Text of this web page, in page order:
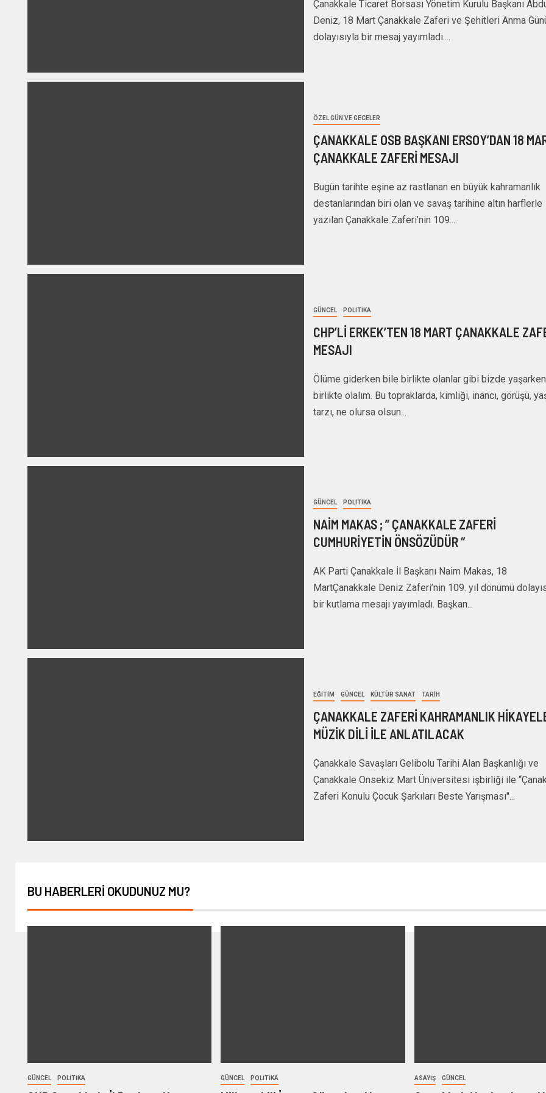
Çanakkale Ticaret Borsası Yönetim Kurulu Başkanı
Deniz, 18 Mart Çanakkale Zaferi ve Şehitleri Anma
dolayısıyla bir mesaj yayımladı....
ÖZEL GÜN VE GECELER
ÇANAKKALE OSB BAŞKANI ERSOY’DAN 18
ÇANAKKALE ZAFERİ MESAJI
Bugün tarihte eşine az rastlanan en büyük kahramanlık
destanlarından biri olan ve savaş tarihine altın harflerle
yazılan Çanakkale Zaferi’nin 109....
GÜNCEL POLITIKA
CHP’Lİ ERKEK’TEN 18 MART ÇANAKKALE
MESAJI
Ölüme giderken bile birlikte olanlar gibi bizde yaşarken
birlikte olalım. Bu topraklarda, kimliği, inancı, görüşü,
tarzı, ne olursa olsun...
GÜNCEL POLITIKA
NAİM MAKAS ; ” ÇANAKKALE ZAFERİ
CUMHURİYETİN ÖNSÖZÜDÜR “
AK Parti Çanakkale İl Başkanı Naim Makas, 18
MartÇanakkale Deniz Zaferi’nin 109. yıl dönümü
bir kutlama mesajı yayımladı. Başkan...
EĞITIM GÜNCEL KÜLTÜR SANAT TARİH
ÇANAKKALE ZAFERİ KAHRAMANLIK
MÜZİK DİLİ İLE ANLATILACAK
Çanakkale Savaşları Gelibolu Tarihi Alan Başkanlığı ve
Çanakkale Onsekiz Mart Üniversitesi işbirliği ile
Zaferi Konulu Çocuk Şarkıları Beste Yarışması"...
BU HABERLERI OKUDUNUZ MU?
GÜNCEL POLITIKA GÜNCEL POLITIKA ASAYIŞ GÜNCEL